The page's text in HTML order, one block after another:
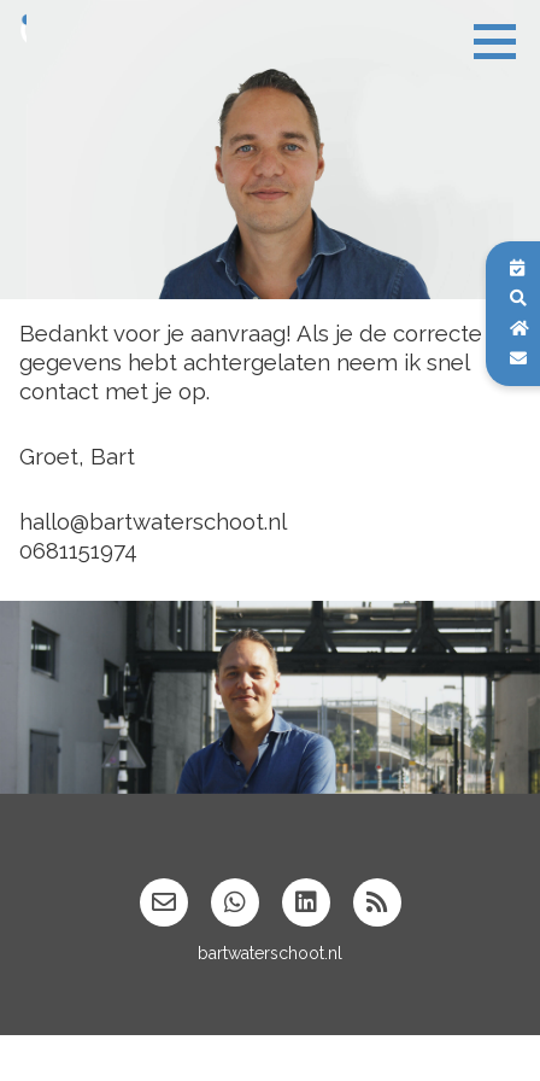
Bedankt voor je aanvraag! Als je de correcte
gegevens hebt achtergelaten neem ik snel
contact met je op.
Groet, Bart
hallo@bartwaterschoot.nl
0681151974
bartwaterschoot.nl